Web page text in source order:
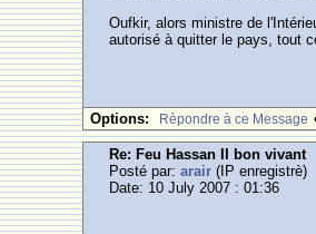
Oufkir, alors ministre de
autorisé à quitter le pays, tout
Options: Rèpondre à ce Message
Re: Feu Hassan II bon vivant
Posté par:arair (IP enregistrè)
Date: 10 July 2007 : 01:36